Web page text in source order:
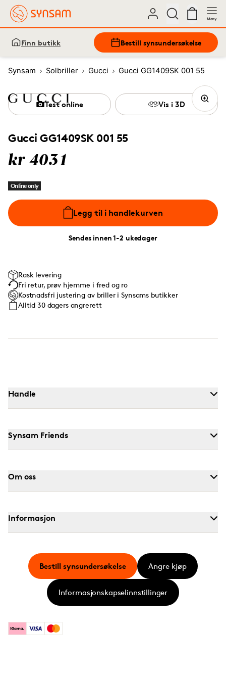
Meny
Finn butikk Bestill synsundersøkelse
Synsam Solbriller Gucci Gucci GG1409SK 001 55
Gucci GG1409SK 001 55
kr 4031
Online only
Legg til i handlekurven
Sendes innen 1-2 ukedager
Test online Vis i 3D
Rask levering
Fri retur, prøv hjemme i fred og ro
Kostnadsfri justering av briller i Synsams butikker
Alltid 30 dagers angrerett
Handle
Synsam Friends
Om oss
Informasjon
KlarnaVisa Mastercard
Bestill synsundersøkelse Angre kjøp
Informasjonskapselinnstillinger